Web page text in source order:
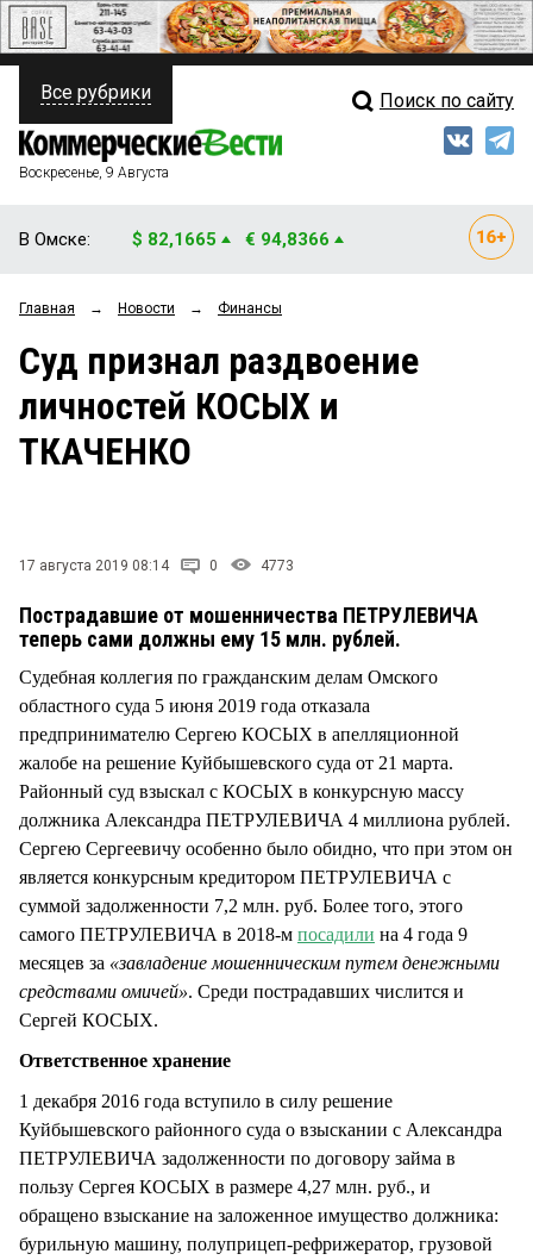
ПОЛИТИКА
ФИНАНСЫ
ОБЩЕСТВО
ЗАКОН
Свежий выпуск
Рейтинги
Блоги
Все рубрики Поиск по сайту
Воскресенье, 9 Августа
В Омске: $ 82,1665 € 94,8366
Главная → Новости → Финансы
Суд признал раздвоение
личностей КОСЫХ и
ТКАЧЕНКО
17 августа 2019 08:14 0 4773
Пострадавшие от мошенничества ПЕТРУЛЕВИЧА
теперь сами должны ему 15 млн. рублей.
Судебная коллегия по гражданским делам Омского
областного суда 5 июня 2019 года отказала
предпринимателю Сергею КОСЫХ в апелляционной
жалобе на решение Куйбышевского суда от 21 марта.
Районный суд взыскал с КОСЫХ в конкурсную массу
должника Александра ПЕТРУЛЕВИЧА 4 миллиона рублей.
Сергею Сергеевичу особенно было обидно, что при этом он
является конкурсным кредитором ПЕТРУЛЕВИЧА с
суммой задолженности 7,2 млн. руб. Более того, этого
самого ПЕТРУЛЕВИЧА в 2018-м посадили на 4 года 9
месяцев за «завладение мошенническим путем денежными
средствами омичей». Среди пострадавших числится и
Сергей КОСЫХ.
Ответственное хранение
1 декабря 2016 года вступило в силу решение
Куйбышевского районного суда о взыскании с Александра
ПЕТРУЛЕВИЧА задолженности по договору займа в
пользу Сергея КОСЫХ в размере 4,27 млн. руб., и
обращено взыскание на заложенное имущество должника:
бурильную машину, полуприцеп-рефрижератор, грузовой